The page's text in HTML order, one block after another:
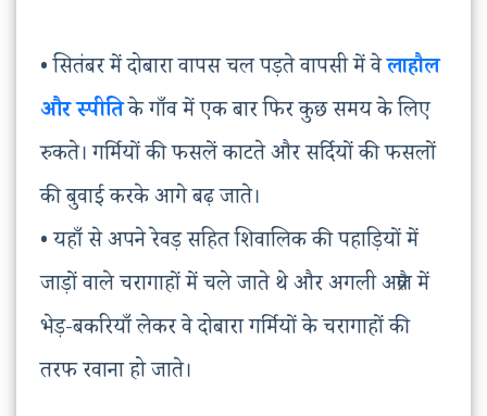
• सितंबर में दोबारा वापस चल पड़ते वापसी में वेलाहौल
और स्पीतिके गाँव में एक बार फिर कुछ समय के लिए
रुकते। गर्मियों की फसलें काटते और सर्दियों की फसलों
की बुवाई करके आगे बढ़ जाते।
• यहाँ से अपने रेवड़ सहित शिवालिक की पहाड़ियों में
जाड़ों वाले चरागाहों में चले जाते थे और अगली अप्रैल में
भेड़-बकरियाँ लेकर वे दोबारा गर्मियों के चरागाहों की
तरफ रवाना हो जाते।